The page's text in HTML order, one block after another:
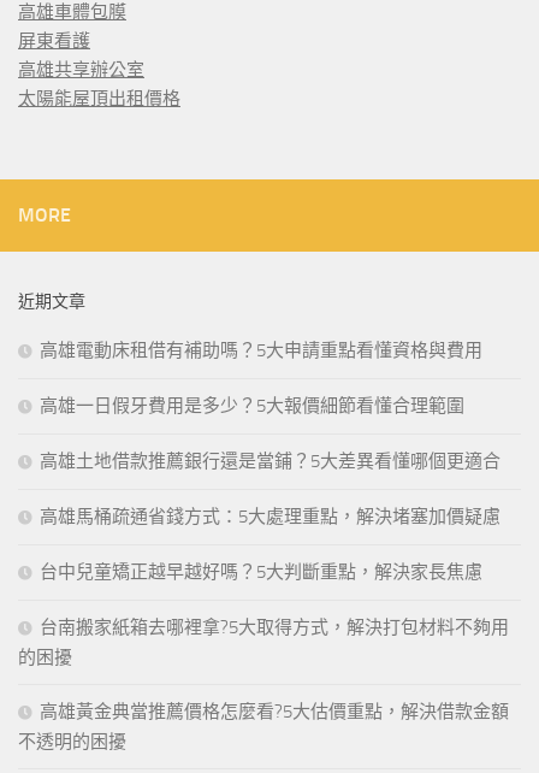
高雄車體包膜
屏東看護
高雄共享辦公室
太陽能屋頂出租價格
MORE
近期文章
高雄電動床租借有補助嗎？5大申請重點看懂資格與費用
高雄一日假牙費用是多少？5大報價細節看懂合理範圍
高雄土地借款推薦銀行還是當鋪？5大差異看懂哪個更適合
高雄馬桶疏通省錢方式：5大處理重點，解決堵塞加價疑慮
台中兒童矯正越早越好嗎？5大判斷重點，解決家長焦慮
台南搬家紙箱去哪裡拿?5大取得方式，解決打包材料不夠用
的困擾
高雄黃金典當推薦價格怎麼看?5大估價重點，解決借款金額
不透明的困擾